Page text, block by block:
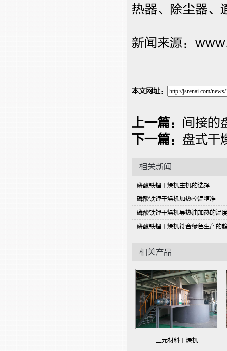
热器、除尘器、
新闻来源：
本文网址：
上一篇： 间接的
下一篇： 盘式干
相关新闻
磷酸铁锂干燥机主机的选择
磷酸铁锂干燥机加热控温精准
磷酸铁锂干燥机导热油加热的温
磷酸铁锂干燥机符合绿色生产的
相关产品
三元材料干燥机